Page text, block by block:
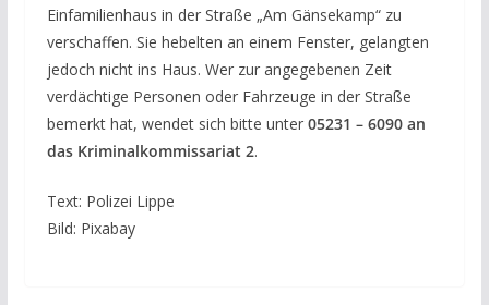
Einfamilienhaus in der Straße „Am Gänsekamp“ zu
verschaffen. Sie hebelten an einem Fenster, gelangten
jedoch nicht ins Haus. Wer zur angegebenen Zeit
verdächtige Personen oder Fahrzeuge in der Straße
bemerkt hat, wendet sich bitte unter 05231 – 6090 an
das Kriminalkommissariat 2.
Text: Polizei Lippe
Bild: Pixabay